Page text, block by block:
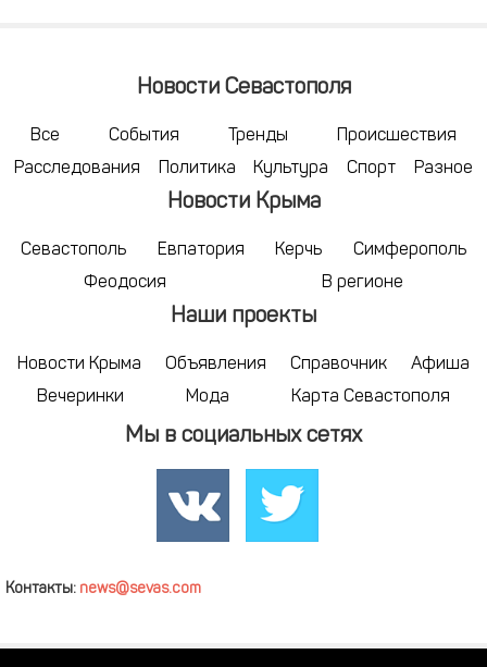
Новости Севастополя
Все События Тренды
Происшествия
Расследования
Политика Культура Спорт Разное
Новости Крыма
Севастополь Евпатория Керчь
Симферополь
Феодосия
В регионе
Наши проекты
Новости Крыма Объявления Справочник
Афиша
Вечеринки
Мода Карта Севастополя
Мы в социальных сетях
Контакты: news@sevas.com